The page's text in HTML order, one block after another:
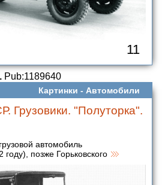
11
Pub:1189640
Картинки - Автомобили
Грузовики. "Полуторка".
автомобиль
году), позже Горьковского